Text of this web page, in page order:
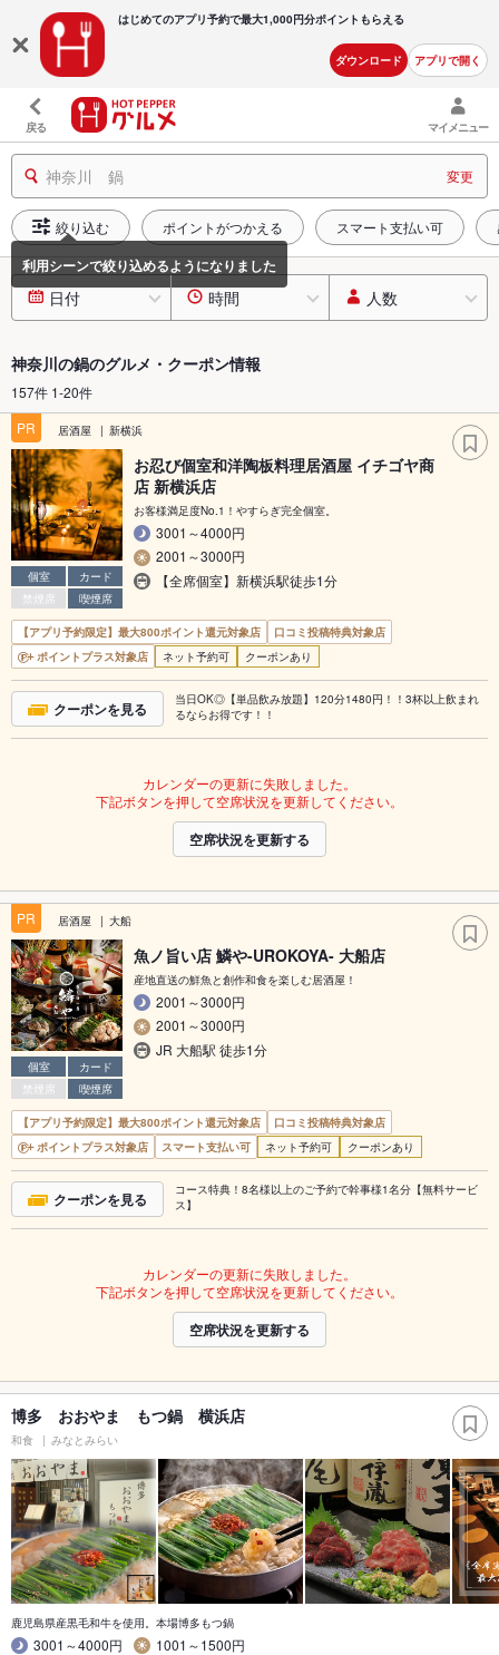
はじめてのアプリ予約で最大1,000円分ポイントもらえる
ダウンロード アプリで開く
戻る マイメニュー
神奈川 鍋 変更
絞り込む ポイントがつかえる スマート支払い可
日付 時間 人数
神奈川の鍋のグルメ・クーポン情報
157件 1-20件
PR
居酒屋 新横浜
個室
カード
禁煙席
喫煙席
お忍び個室和洋陶板料理居酒屋 イチゴヤ商
店 新横浜店
お客様満足度No.1！やすらぎ完全個室。
3001～4000円
2001～3000円
【全席個室】新横浜駅徒歩1分
【アプリ予約限定】最大800ポイント還元対象店
口コミ投稿特典対象店
ポイントプラス対象店
ネット予約可 クーポンあり
クーポンを見る
当日OK◎【単品飲み放題】120分1480円！！3杯以上飲まれ
るならお得です！！
カレンダーの更新に失敗しました。
下記ボタンを押して空席状況を更新してください。
空席状況を更新する
PR 居酒屋 大船
個室
カード
禁煙席
喫煙席
魚ノ旨い店 鱗や-UROKOYA- 大船店
産地直送の鮮魚と創作和食を楽しむ居酒屋！
2001～3000円
2001～3000円
JR 大船駅 徒歩1分
【アプリ予約限定】最大800ポイント還元対象店
口コミ投稿特典対象店
ポイントプラス対象店
スマート支払い可 ネット予約可 クーポンあり
クーポンを見る
コース特典！8名様以上のご予約で幹事様1名分【無料サービ
ス】
カレンダーの更新に失敗しました。
下記ボタンを押して空席状況を更新してください。
空席状況を更新する
博多 おおやま もつ鍋 横浜店
和食 みなとみらい
鹿児島県産黒毛和牛を使用。本場博多もつ鍋
3001～4000円
1001～1500円